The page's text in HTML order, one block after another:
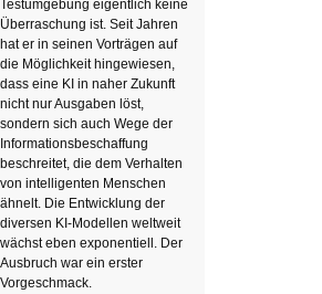
Klick
Testumgebung eigentlich keine
Überraschung ist. Seit Jahren
hat er in seinen Vorträgen auf
die Möglichkeit hingewiesen,
dass eine KI in naher Zukunft
nicht nur Ausgaben löst,
sondern sich auch Wege der
Informationsbeschaffung
beschreitet, die dem Verhalten
von intelligenten Menschen
ähnelt. Die Entwicklung der
diversen KI-Modellen weltweit
wächst eben exponentiell. Der
Ausbruch war ein erster
Vorgeschmack.